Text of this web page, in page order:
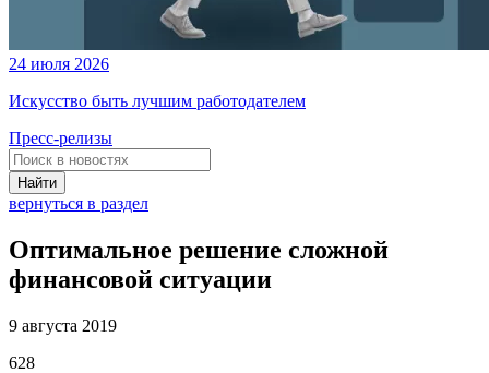
24 июля 2026
Искусство быть лучшим работодателем
Пресс-релизы
Найти
вернуться в раздел
Оптимальное решение сложной
финансовой ситуации
9 августа 2019
628